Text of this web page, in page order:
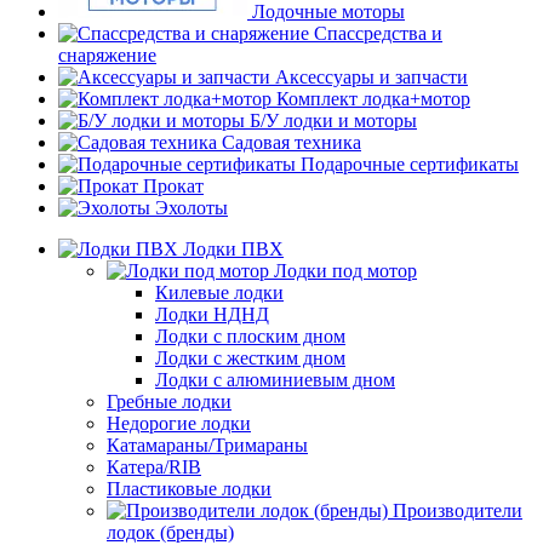
Лодочные моторы
Спассредства и
снаряжение
Аксессуары и запчасти
Комплект лодка+мотор
Б/У лодки и моторы
Садовая техника
Подарочные сертификаты
Прокат
Эхолоты
Лодки ПВХ
Лодки под мотор
Килевые лодки
Лодки НДНД
Лодки с плоским дном
Лодки с жестким дном
Лодки с алюминиевым дном
Гребные лодки
Недорогие лодки
Катамараны/Тримараны
Катера/RIB
Пластиковые лодки
Производители
лодок (бренды)